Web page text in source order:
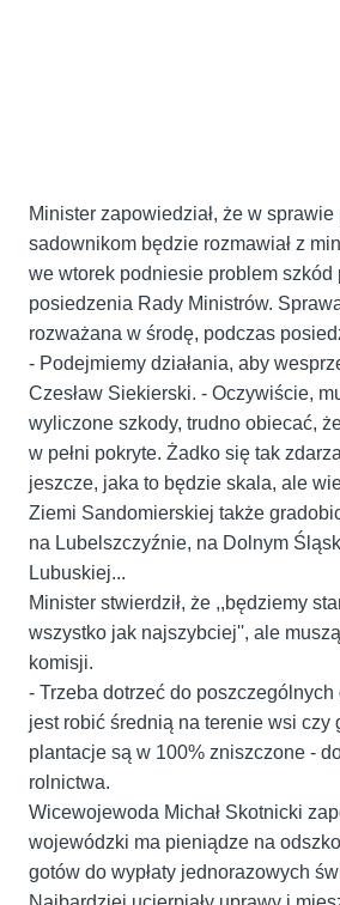
Minister zapowiedział, że w sprawie
sadownikom będzie rozmawiał z
we wtorek podniesie problem szkód
posiedzenia Rady Ministrów.
rozważana w środę, podczas
- Podejmiemy działania, aby
Czesław Siekierski. - Oczywiście,
wyliczone szkody, trudno obiecać,
w pełni pokryte. Żadko się tak
jeszcze, jaka to będzie skala, ale
Ziemi Sandomierskiej także
na Lubelszczyźnie, na Dolnym
Lubuskiej...
Minister stwierdził, że ,,będziemy
wszystko jak najszybciej'', ale
komisji.
- Trzeba dotrzeć do poszczególnych
jest robić średnią na terenie wsi czy
plantacje są w 100% zniszczone -
rolnictwa.
Wicewojewoda Michał Skotnicki
wojewódzki ma pieniądze na
gotów do wypłaty jednorazowych